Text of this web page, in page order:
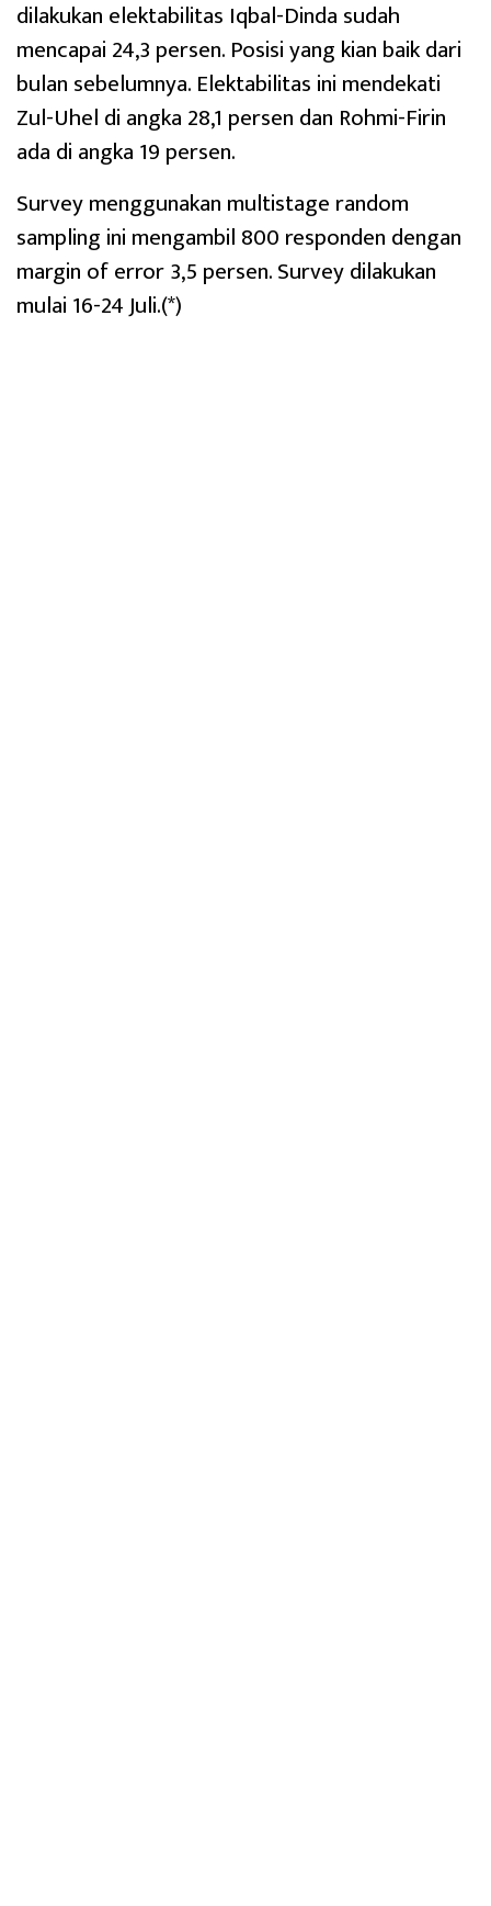
dilakukan elektabilitas Iqbal-Dinda sudah
mencapai 24,3 persen. Posisi yang kian baik dari
bulan sebelumnya. Elektabilitas ini mendekati
Zul-Uhel di angka 28,1 persen dan Rohmi-Firin
ada di angka 19 persen.
Survey menggunakan multistage random
sampling ini mengambil 800 responden dengan
margin of error 3,5 persen. Survey dilakukan
mulai 16-24 Juli.(*)